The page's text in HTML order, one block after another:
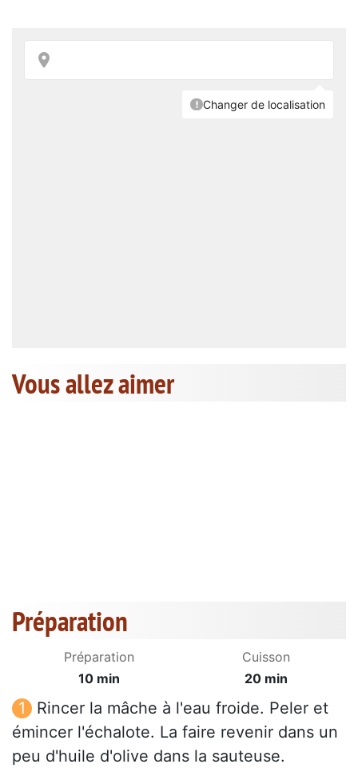
Vous allez aimer
Préparation
Préparation
10 min
Cuisson
20 min
Rincer la mâche à l'eau froide. Peler et
émincer l'échalote. La faire revenir dans un
peu d'huile d'olive dans la sauteuse.